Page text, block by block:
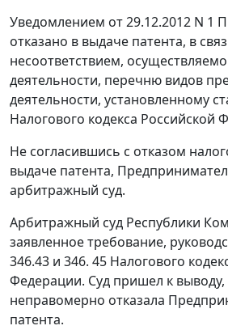
Уведомлением от 29.12.2012 N 1
отказано в выдаче патента, в
несоответствием,
деятельности, перечню видов
деятельности, установленному
Налогового кодекса Российской
Не согласившись с отказом
выдаче патента,
арбитражный суд.
Арбитражный суд Республики
заявленное требование,
346.43 и 346. 45 Налогового
Федерации. Суд пришел к
неправомерно отказала
патента.